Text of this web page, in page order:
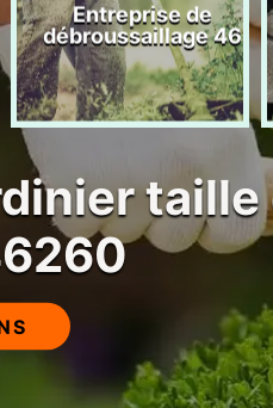
Entreprise de
débroussaillage 46
taille